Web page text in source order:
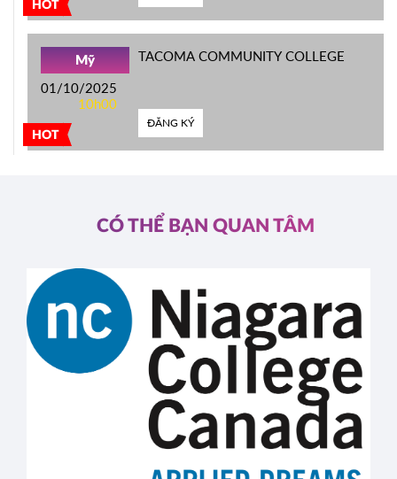
HOT
HOT
Mỹ
01/10/2025
10h00
TACOMA COMMUNITY COLLEGE
ĐĂNG KÝ
CÓ THỂ BẠN QUAN TÂM